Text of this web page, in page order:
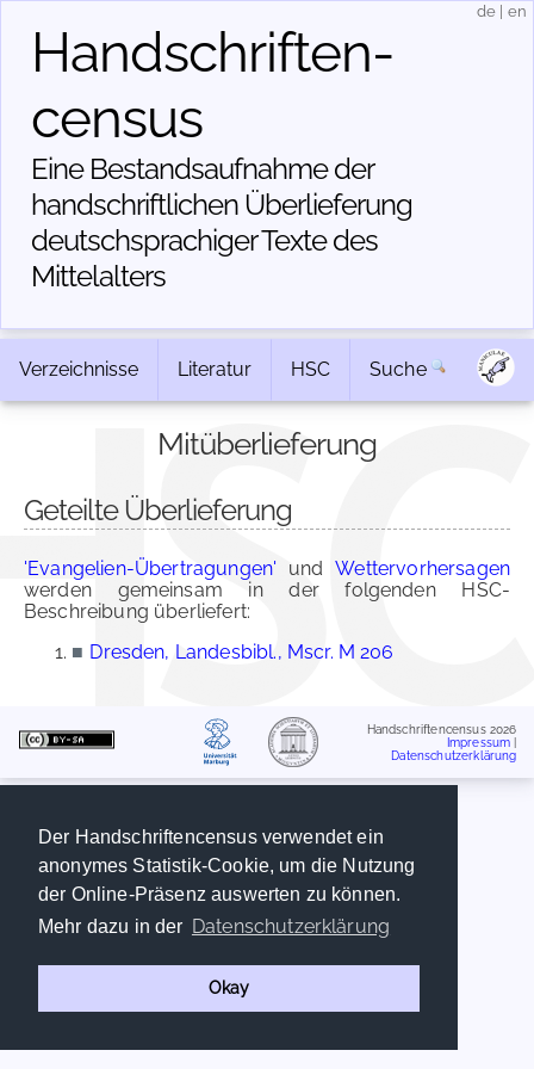
Der Handschriftencensus verwendet ein
anonymes Statistik-Cookie, um die Nutzung
der Online-Präsenz auswerten zu können.
Mehr dazu in der Datenschutzerklärung
Okay
Handschriften­
census
Eine Bestandsaufnahme der
handschriftlichen Über­lieferung
deutschsprachiger Texte des
Mittelalters
de en
Verzeichnisse Literatur HSC Suche
Mitüberlieferung
Geteilte Überlieferung
'Evangelien-Übertragungen' undWettervorhersagen
werden gemeinsam in der folgenden HSC-
Beschreibung überliefert:
■ Dresden, Landesbibl., Mscr. M 206
Handschriftencensus 2026
Impressum
Datenschutzerklärung